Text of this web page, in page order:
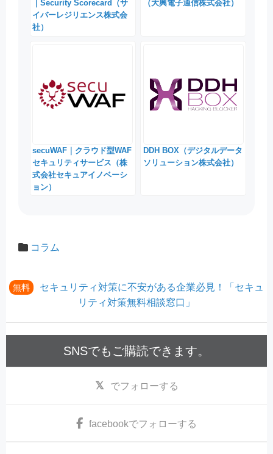
｜Security Scorecard（サ
イバーレジリエンス株式会
社）
（大興電子通信株式会社）
secuWAF｜クラウド型WAF
セキュリティサービス（株
式会社セキュアイノベーシ
ョン）
DDH BOX（デジタルデータ
ソリューション株式会社）
コラム
無料
セキュリティ対策に不安がある企業必見！「セキュ
リティ対策無料相談窓口」
SNSでもご購読できます。
でフォローする
facebookでフォローする